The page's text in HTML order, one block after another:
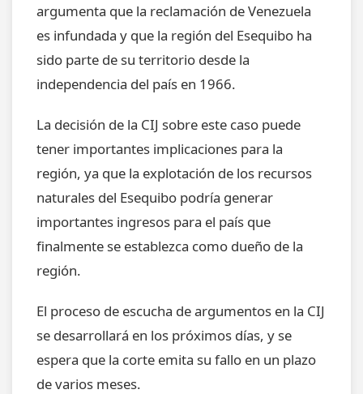
argumenta que la reclamación de Venezuela
es infundada y que la región del Esequibo ha
sido parte de su territorio desde la
independencia del país en 1966.
La decisión de la CIJ sobre este caso puede
tener importantes implicaciones para la
región, ya que la explotación de los recursos
naturales del Esequibo podría generar
importantes ingresos para el país que
finalmente se establezca como dueño de la
región.
El proceso de escucha de argumentos en la CIJ
se desarrollará en los próximos días, y se
espera que la corte emita su fallo en un plazo
de varios meses.